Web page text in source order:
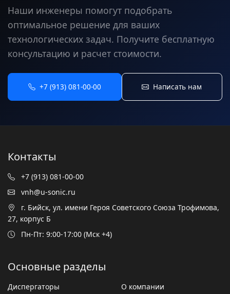
Наши инженеры помогут подобрать
оптимальное решение для ваших
технологических задач. Получите бесплатную
консультацию и расчет стоимости.
+7 (913) 081-00-00 Написать нам
Контакты
+7 (913) 081-00-00
vnh@u-sonic.ru
г. Бийск, ул. имени Героя Советского Союза Трофимова,
27, корпус Б
Пн-Пт: 9:00-17:00 (Мск +4)
Основные разделы
Диспергаторы
О компании